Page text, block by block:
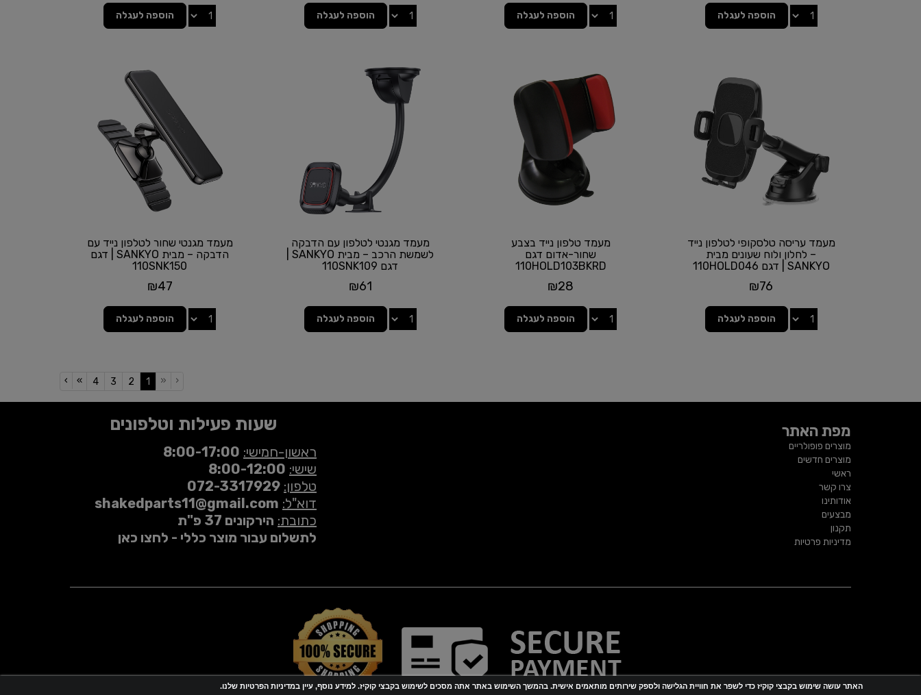
הוספה לעגלה הוספה לעגלה הוספה לעגלה הוספה לעגלה
מעמד עריסה טלסקופי לטלפון נייד
– לחלון ולוח שעונים מבית
SANKYO | דגם 110HOLD046
₪76
הוספה לעגלה
מעמד טלפון נייד בצבע
שחור-אדום דגם
110HOLD103BKRD
₪28
הוספה לעגלה
מעמד מגנטי לטלפון עם הדבקה
לשמשת הרכב – מבית SANKYO |
דגם 110SNK109
₪61
הוספה לעגלה
מעמד מגנטי שחור לטלפון נייד עם
הדבקה – מבית SANKYO | דגם
110SNK150
₪47
הוספה לעגלה
‹
«
1
(current)
2
3
4
»
›
מפת האתר
מוצרים פופולריים
מוצרים חדשים
ראשי
צרו קשר
אודותינו
מבצעים
תקנון
מדיניות פרטיות
שעות פעילות וטלפונים
ראשון-חמישי: 8:00-17:00
שישי: 8:00-12:00
טלפון: 072-3317929
דוא"ל: shakedparts11@gmail.com
כתובת: הירקונים 37 פ"ת
לתשלום עבור מוצר כללי - לחצו כאן
האתר עושה שימוש בקבצי קוקיז כדי לשפר את חוויית הגלישה ולספק שירותים מותאמים אישית. בהמשך השימוש באתר אתה מסכים לשימוש בקבצי קוקיז. למידע נוסף, עיין במדיניות הפרטיות שלנו.